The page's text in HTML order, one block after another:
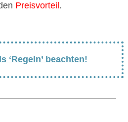
Preisvorteil .
‘Regeln’ beachten!